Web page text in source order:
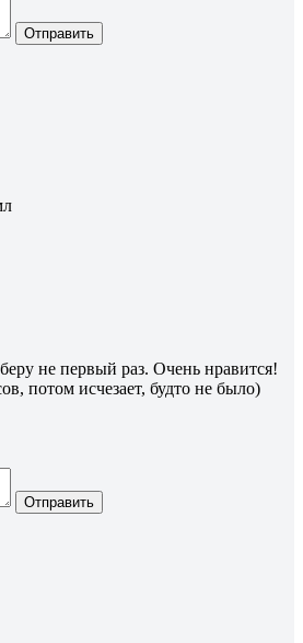
Отправить
не первый раз. Очень нравится!
потом исчезает, будто не было)
Отправить